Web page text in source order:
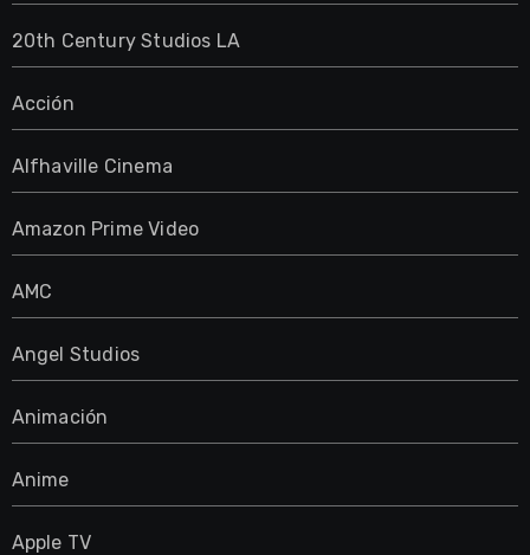
20th Century Studios LA
Acción
Alfhaville Cinema
Amazon Prime Video
AMC
Angel Studios
Animación
Anime
Apple TV